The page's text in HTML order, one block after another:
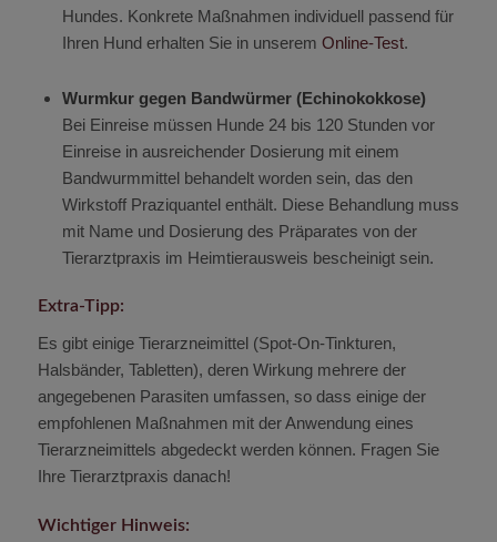
Hundes. Konkrete Maßnahmen individuell passend für
Ihren Hund erhalten Sie in unserem Online-Test.
Wurmkur gegen Bandwürmer (Echinokokkose)
Bei Einreise müssen Hunde 24 bis 120 Stunden vor
Einreise in ausreichender Dosierung mit einem
Bandwurmmittel behandelt worden sein, das den
Wirkstoff Praziquantel enthält. Diese Behandlung muss
mit Name und Dosierung des Präparates von der
Tierarztpraxis im Heimtierausweis bescheinigt sein.
Extra-Tipp:
Es gibt einige Tierarzneimittel (Spot-On-Tinkturen,
Halsbänder, Tabletten), deren Wirkung mehrere der
angegebenen Parasiten umfassen, so dass einige der
empfohlenen Maßnahmen mit der Anwendung eines
Tierarzneimittels abgedeckt werden können. Fragen Sie
Ihre Tierarztpraxis danach!
Wichtiger Hinweis: